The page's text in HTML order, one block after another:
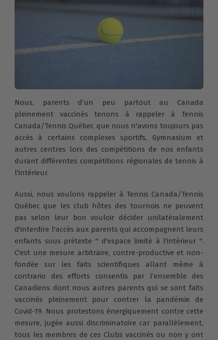
Nous, parents d’un peu partout au Canada
pleinement vaccinés tenons à rappeler à Tennis
Canada/Tennis Québec que nous n'avons toujours pas
accès à certains complexes sportifs, Gymnasium et
autres centres lors des compétitions de nos enfants
durant différentes compétitions régionales de tennis à
l'intérieur.
Aussi, nous voulons rappeler à Tennis Canada/Tennis
Québec que les club hôtes des tournois ne peuvent
pas selon leur bon vouloir décider unilatéralement
d'interdire l'accès aux parents qui accompagnent leurs
enfants sous prétexte " d'espace limité à l'intérieur ".
C'est une mesure arbitraire, contre-productive et non-
fondée sur les faits scientifiques allant même à
contrario des efforts consentis par l’ensemble des
Canadiens dont nous autres parents qui se sont faits
vaccinés pleinement pour contrer la pandémie de
Covid-19. Nous protestons énergiquement contre cette
mesure, jugée aussi discriminatoire car parallèlement,
tous les membres de ces Clubs vaccinés ou non y ont